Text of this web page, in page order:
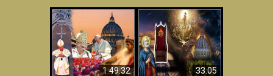
1:49:32
Wahyu di Vatikan
Sekarang
33:05
Apakah Alkitab
Memprediksikan 70
Tahun Tanpa
Seorang Paus?